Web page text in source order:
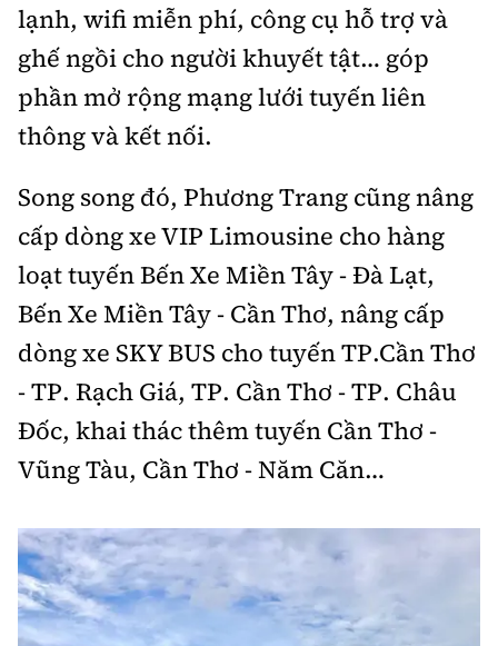
lạnh, wifi miễn phí, công cụ hỗ trợ và
ghế ngồi cho người khuyết tật… góp
phần mở rộng mạng lưới tuyến liên
thông và kết nối.
Song song đó, Phương Trang cũng nâng
cấp dòng xe VIP Limousine cho hàng
loạt tuyến Bến Xe Miền Tây - Đà Lạt,
Bến Xe Miền Tây - Cần Thơ, nâng cấp
dòng xe SKY BUS cho tuyến TP.Cần Thơ
- TP. Rạch Giá, TP. Cần Thơ - TP. Châu
Đốc, khai thác thêm tuyến Cần Thơ -
Vũng Tàu, Cần Thơ - Năm Căn…